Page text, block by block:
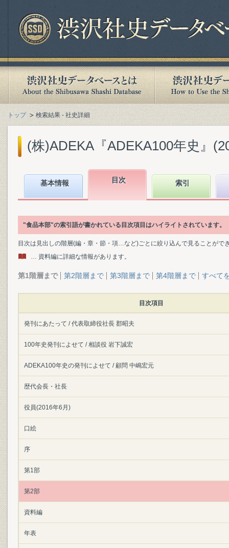
トップ 検索結果 - 社史詳細
(株)ADEKA『ADEKA100年史』
基本情報 目次 索引
"食品本部"の索引語が書かれている目次項目はハイライトされています。
目次は見出しの階層(編・章・節・項…など)ごとに絞り込んで見ることがで
… 資料編に詳細な情報があります。
第1階層まで 第2階層まで 第3階層まで 第4階層まで すべて
目次項目
発刊にあたって / 代表取締役社長 郡昭夫
100年史発刊によせて / 相談役 岩下誠宏
ADEKA100年史の発刊によせて / 顧問 中嶋宏元
歴代会長・社長
役員(2016年6月)
口絵
序
第1部
第2部
資料編
年表